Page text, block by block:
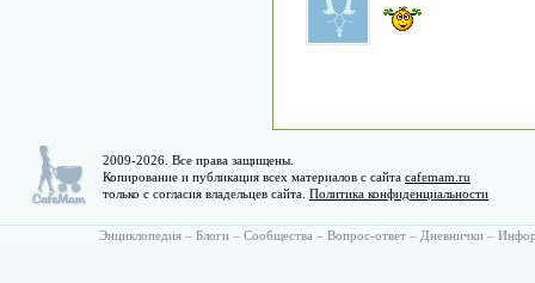
2009-2026. Все права защищены.
Копирование и публикация всех материалов с сайта cafemam.ru
только с согласия владельцев сайта. Политика конфиденциальности
Энциклопедия – Блоги – Сообщества – Вопрос-ответ – Дневнички –